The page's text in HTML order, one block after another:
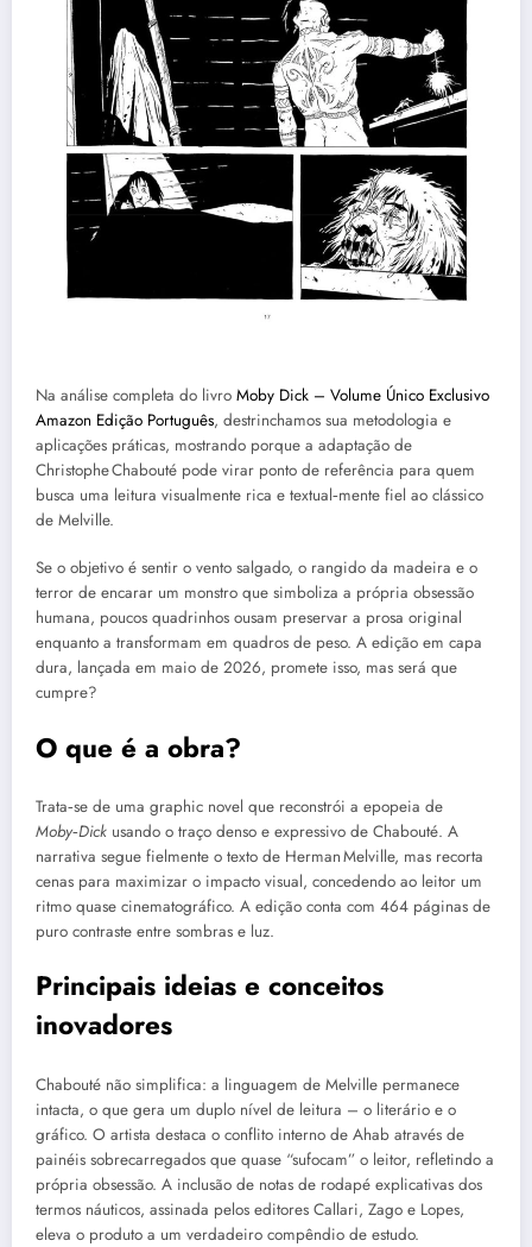
Na análise completa do livro Moby Dick – Volume Único Exclusivo
Amazon Edição Português, destrinchamos sua metodologia e
aplicações práticas, mostrando porque a adaptação de
Christophe Chabouté pode virar ponto de referência para quem
busca uma leitura visualmente rica e textual‑mente fiel ao clássico
de Melville.
Se o objetivo é sentir o vento salgado, o rangido da madeira e o
terror de encarar um monstro que simboliza a própria obsessão
humana, poucos quadrinhos ousam preservar a prosa original
enquanto a transformam em quadros de peso. A edição em capa
dura, lançada em maio de 2026, promete isso, mas será que
cumpre?
O que é a obra?
Trata‑se de uma graphic novel que reconstrói a epopeia de
Moby‑Dick usando o traço denso e expressivo de Chabouté. A
narrativa segue fielmente o texto de Herman Melville, mas recorta
cenas para maximizar o impacto visual, concedendo ao leitor um
ritmo quase cinematográfico. A edição conta com 464 páginas de
puro contraste entre sombras e luz.
Principais ideias e conceitos
inovadores
Chabouté não simplifica: a linguagem de Melville permanece
intacta, o que gera um duplo nível de leitura – o literário e o
gráfico. O artista destaca o conflito interno de Ahab através de
painéis sobrecarregados que quase “sufocam” o leitor, refletindo a
própria obsessão. A inclusão de notas de rodapé explicativas dos
termos náuticos, assinada pelos editores Callari, Zago e Lopes,
eleva o produto a um verdadeiro compêndio de estudo.